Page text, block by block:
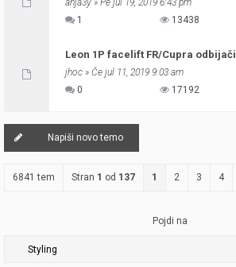
anja3y » Pe jul 19, 2019 6:43 pm
1
13438
Leon 1P facelift FR/Cupra odbijači
jhoc » Če jul 11, 2019 9:03 am
0
17192
Napiši novo temo
6841 tem Stran 1 od 137 1 2 3 4
Pojdi na